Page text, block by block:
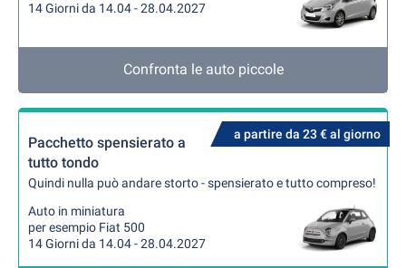
14 Giorni da 14.04 - 28.04.2027
Confronta le auto piccole
a partire da 23 € al giorno
Pacchetto spensierato a
tutto tondo
Quindi nulla può andare storto - spensierato e tutto compreso!
Auto in miniatura
per esempio Fiat 500
14 Giorni da 14.04 - 28.04.2027